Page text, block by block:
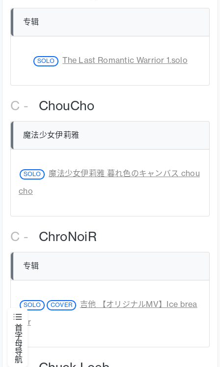
专辑
SOLO The Last Romantic Warrior 1.solo
C - ChouCho
魔法少女伊莉雅
SOLO 魔法少女伊莉雅 暮れ色のキャンバス chou
cho
C - ChroNoiR
专辑
SOLO COVER 吉他 【オリジナルMV】Ice brea
ker
首字母导航